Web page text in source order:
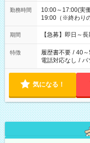
勤務時間
10:00～17:00(実
19:00（※終わり
期間 【急募】即日～
特徴 履歴書不要 / 40～
電話対応なし / パ
気になる！